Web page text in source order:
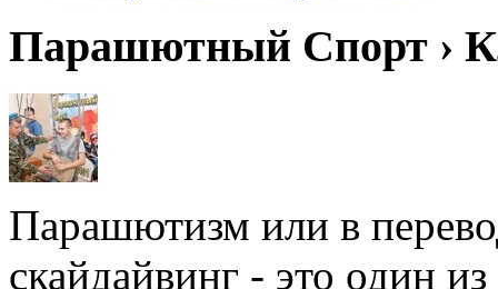
Парашютный Спорт ›
Парашютизм или в
скайдайвинг - это один